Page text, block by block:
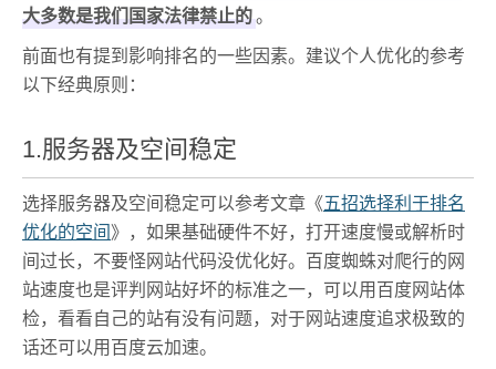
大多数是我们国家法律禁止的。
前面也有提到影响排名的一些因素。建议个人优化的参考
以下经典原则：
1.服务器及空间稳定
选择服务器及空间稳定可以参考文章《五招选择利于排名
优化的空间 》，如果基础硬件不好，打开速度慢或解析时
间过长，不要怪网站代码没优化好。百度蜘蛛对爬行的网
站速度也是评判网站好坏的标准之一，可以用百度网站体
检，看看自己的站有没有问题，对于网站速度追求极致的
话还可以用百度云加速。